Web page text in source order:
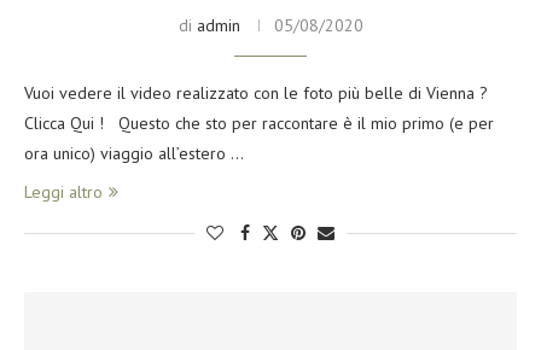
di admin 05/08/2020
Vuoi vedere il video realizzato con le foto più belle di Vienna ?
Clicca Qui ! Questo che sto per raccontare è il mio primo (e per
ora unico) viaggio all’estero …
Leggi altro